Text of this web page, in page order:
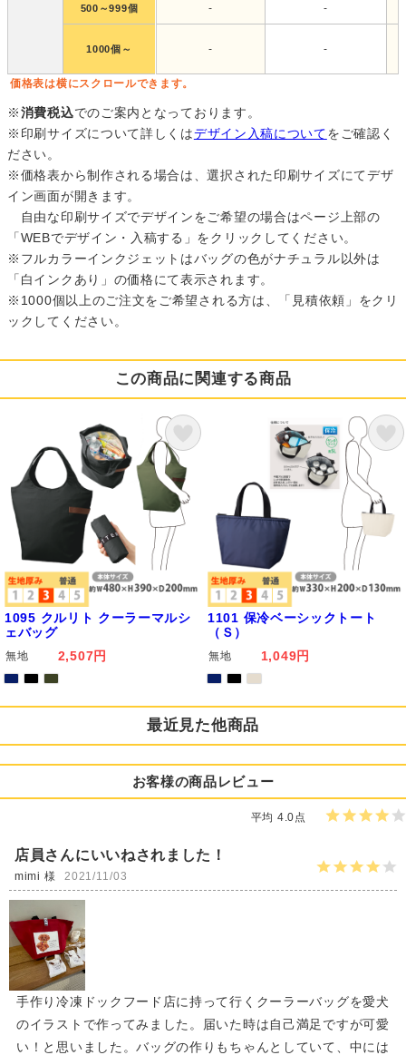
500～999個
1000個～
- -
- -
価格表は横にスクロールできます。
※消費税込でのご案内となっております。
※印刷サイズについて詳しくはデザイン入稿についてをご確認く
ださい。
※価格表から制作される場合は、選択された印刷サイズにてデザ
イン画面が開きます。
自由な印刷サイズでデザインをご希望の場合はページ上部の
「WEBでデザイン・入稿する」をクリックしてください。
※フルカラーインクジェットはバッグの色がナチュラル以外は
「白インクあり」の価格にて表示されます。
※1000個以上のご注文をご希望される方は、「見積依頼」をクリ
ックしてください。
この商品に関連する商品
1095 クルリト クーラーマルシ
ェバッグ
無地 2,507円
1101 保冷ベーシックトート
（Ｓ）
無地 1,049円
最近見た他商品
お客様の商品レビュー
平均 4.0点
店員さんにいいねされました！
mimi 様 2021/11/03
手作り冷凍ドックフード店に持って行くクーラーバッグを愛犬
のイラストで作ってみました。届いた時は自己満足ですが可愛
い！と思いました。バッグの作りもちゃんとしていて、中には